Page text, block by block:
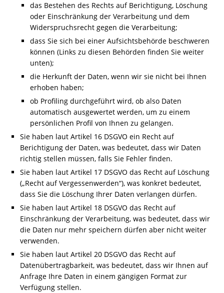
das Bestehen des Rechts auf Berichtigung, Löschung
oder Einschränkung der Verarbeitung und dem
Widerspruchsrecht gegen die Verarbeitung;
dass Sie sich bei einer Aufsichtsbehörde beschweren
können (Links zu diesen Behörden finden Sie weiter
unten);
die Herkunft der Daten, wenn wir sie nicht bei Ihnen
erhoben haben;
ob Profiling durchgeführt wird, ob also Daten
automatisch ausgewertet werden, um zu einem
persönlichen Profil von Ihnen zu gelangen.
Sie haben laut Artikel 16 DSGVO ein Recht auf
Berichtigung der Daten, was bedeutet, dass wir Daten
richtig stellen müssen, falls Sie Fehler finden.
Sie haben laut Artikel 17 DSGVO das Recht auf Löschung
(„Recht auf Vergessenwerden“), was konkret bedeutet,
dass Sie die Löschung Ihrer Daten verlangen dürfen.
Sie haben laut Artikel 18 DSGVO das Recht auf
Einschränkung der Verarbeitung, was bedeutet, dass wir
die Daten nur mehr speichern dürfen aber nicht weiter
verwenden.
Sie haben laut Artikel 20 DSGVO das Recht auf
Datenübertragbarkeit, was bedeutet, dass wir Ihnen auf
Anfrage Ihre Daten in einem gängigen Format zur
Verfügung stellen.